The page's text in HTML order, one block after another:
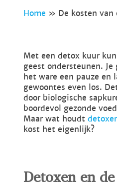
Home » De kosten
Met een detox kuur
geest ondersteunen.
het ware een pauze en
gewoontes even los.
door biologische
boordevol gezonde
Maar wat houdt
kost het eigenlijk?
Detoxen en